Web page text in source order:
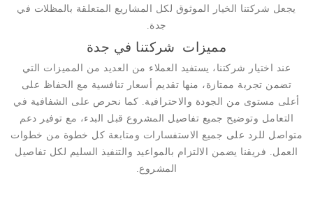
يجعل شركتنا الخيار الموثوق لكل المشاريع المتعلقة بالمظلات في
جدة.
مميزات شركتنا في جدة
عند اختيار شركتنا، يستفيد العملاء من العديد من المميزات التي
تضمن تجربة ممتازة، منها تقديم أسعار تنافسية مع الحفاظ على
أعلى مستوى من الجودة والاحترافية. كما نحرص على الشفافية في
التعامل وتوضيح جميع تفاصيل المشروع قبل البدء، مع توفير دعم
متواصل للرد على جميع الاستفسارات ومتابعة كل خطوة من خطوات
العمل. فريقنا يضمن الالتزام بالمواعيد والتنفيذ السليم لكل تفاصيل
المشروع.